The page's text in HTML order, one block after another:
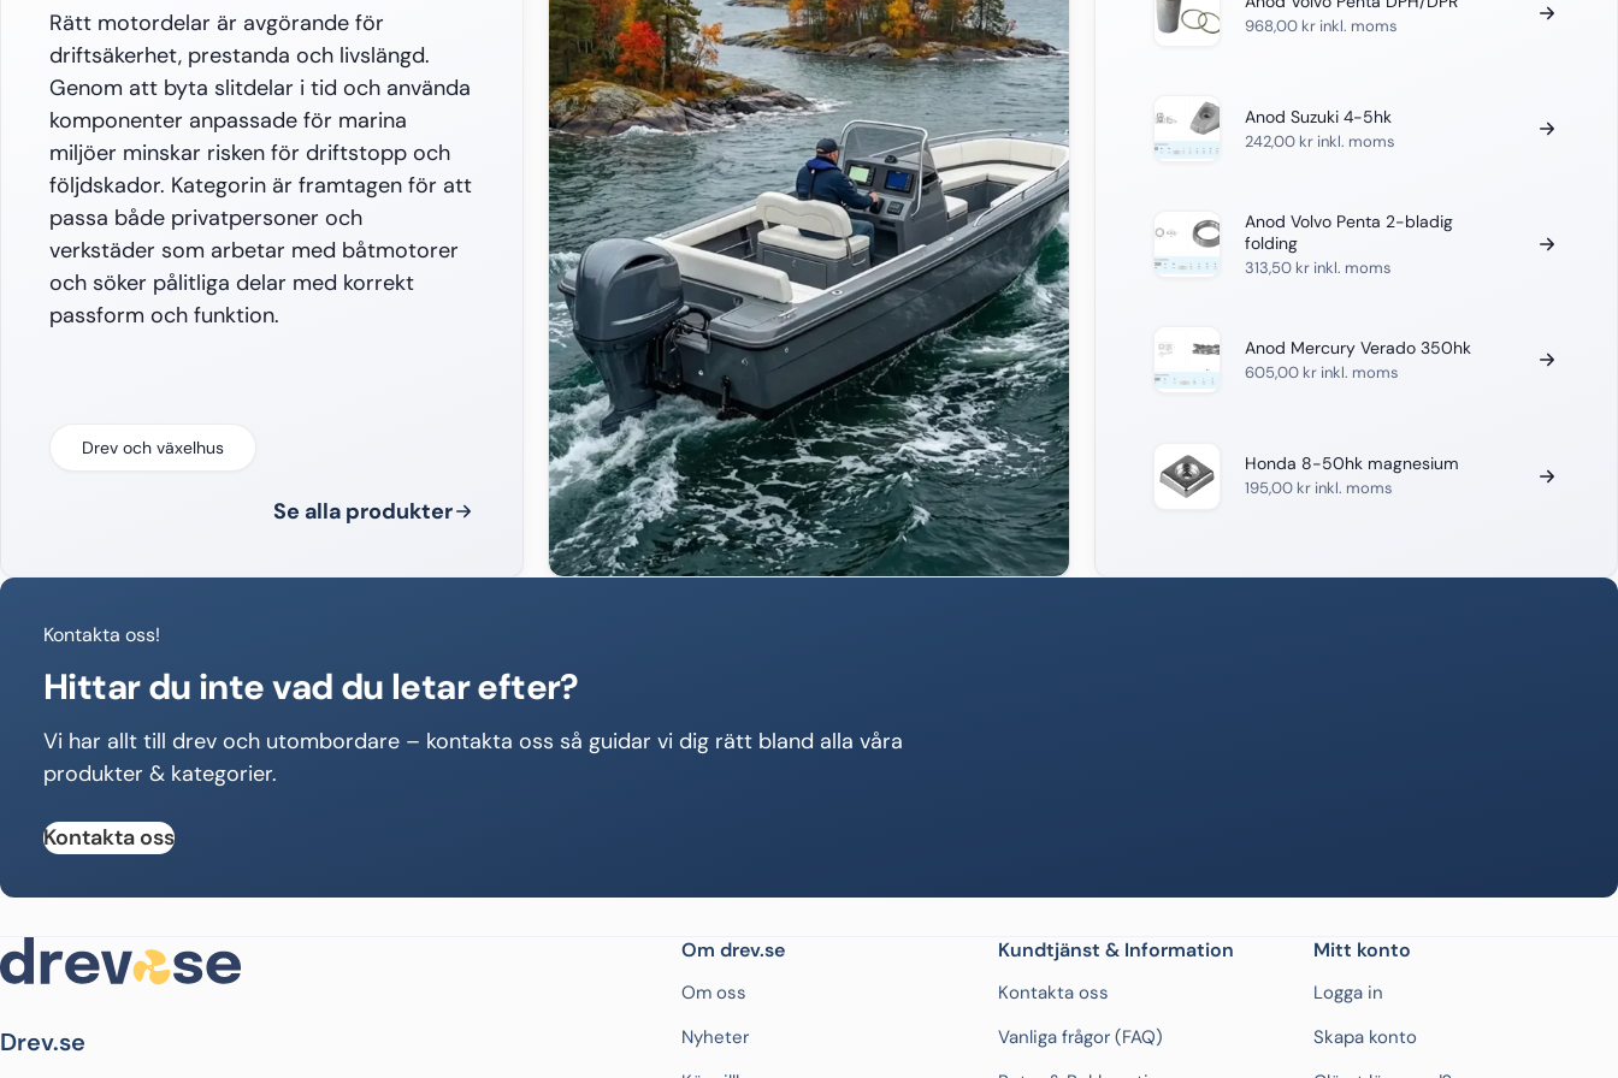
Rätt motordelar är avgörande för
driftsäkerhet, prestanda och livslängd.
Genom att byta slitdelar i tid och använda
komponenter anpassade för marina
miljöer minskar risken för driftstopp och
följdskador. Kategorin är framtagen för att
passa både privatpersoner och
verkstäder som arbetar med båtmotorer
och söker pålitliga delar med korrekt
passform och funktion.
Drev och växelhus
Se alla produkter
968,00 kr inkl. moms
Anod Suzuki 4-5hk
242,00 kr inkl. moms
Anod Volvo Penta 2-bladig
folding
313,50 kr inkl. moms
Anod Mercury Verado 350hk
605,00 kr inkl. moms
Honda 8-50hk magnesium
195,00 kr inkl. moms
Kontakta oss!
Hittar du inte vad du letar efter?
Vi har allt till drev och utombordare – kontakta oss så guidar vi dig rätt bland alla våra
produkter & kategorier.
Kontakta oss
Drev.se
Om drev.se
Om oss
Nyheter
Kundtjänst & Information
Kontakta oss
Vanliga frågor (FAQ)
Mitt konto
Logga in
Skapa konto